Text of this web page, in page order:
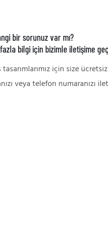
bir sorunuz var mı?
bilgi için bizimle iletişime
tasarımlarımız için size
veya telefon numaranızı